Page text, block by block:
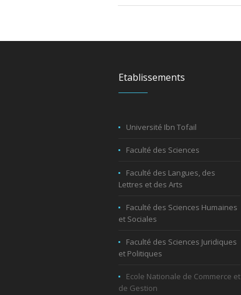
Etablissements
Université Ibn Tofail
Faculté des Sciences
Faculté des Langues, des
Lettres et des Arts
Faculté des Sciences Humaines
et Sociales
Faculté des Sciences Juridiques
et Politiques
Ecole Nationale de Commerce et
de Gestion